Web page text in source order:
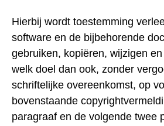
Hierbij wordt toestemming
software en de bijbehorende
gebruiken, kopiëren, wijzigen
welk doel dan ook, zonder
schriftelijke overeenkomst, op
bovenstaande
paragraaf en de volgende twee